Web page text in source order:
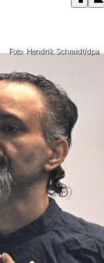
Foto: Hendrik Schmidt/dpa